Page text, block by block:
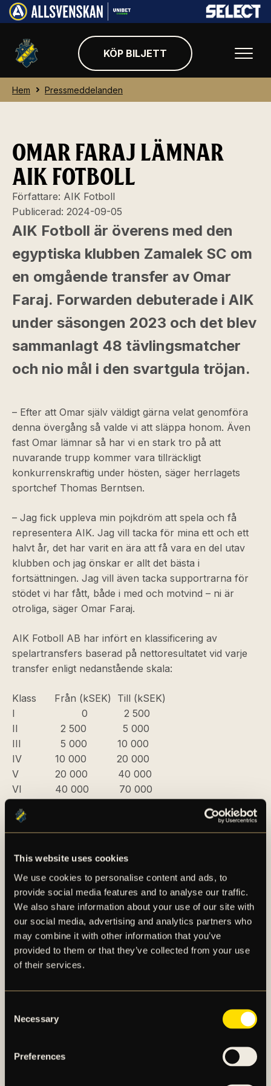
This website uses cookies
We use cookies to personalise content and ads, to
provide social media features and to analyse our traffic.
We also share information about your use of our site with
our social media, advertising and analytics partners who
may combine it with other information that you’ve
provided to them or that they’ve collected from your use
of their services.
Selection
Necessary
Preferences
KÖP BILJETT
Hem Pressmeddelanden
OMAR FARAJ LÄMNAR
AIK FOTBOLL
Författare: AIK Fotboll
Publicerad: 2024-09-05
AIK Fotboll är överens med den
egyptiska klubben Zamalek SC om
en omgående transfer av Omar
Faraj. Forwarden debuterade i AIK
under säsongen 2023 och det blev
sammanlagt 48 tävlingsmatcher
och nio mål i den svartgula tröjan.
– Efter att Omar själv väldigt gärna velat genomföra
denna övergång så valde vi att släppa honom. Även
fast Omar lämnar så har vi en stark tro på att
nuvarande trupp kommer vara tillräckligt
konkurrenskraftig under hösten, säger herrlagets
sportchef Thomas Berntsen.
– Jag fick uppleva min pojkdröm att spela och få
representera AIK. Jag vill tacka för mina ett och ett
halvt år, det har varit en ära att få vara en del utav
klubben och jag önskar er allt det bästa i
fortsättningen. Jag vill även tacka supportrarna för
stödet vi har fått, både i med och motvind – ni är
otroliga, säger Omar Faraj.
AIK Fotboll AB har infört en klassificering av
spelartransfers baserad på nettoresultatet vid varje
transfer enligt nedanstående skala:
Klass Från (kSEK) Till (kSEK)
I 0 2 500
II 2 500 5 000
III 5 000 10 000
IV 10 000 20 000
V 20 000 40 000
VI 40 000 70 000
Transfern av Omar Faraj till Zamalek SC hamnar i
klass II. Beloppen i skalan avser resultateffekt netto
av resultatmåttet ”Player Trading”, d v s
spelförsäljning med avdrag för agentarvoden och
andra försäljningskostnader samt avskrivning på
spelare.
För en längre faktapresentation av Omar Faraj, se
det bifogade materialet i detta pressmeddelande.